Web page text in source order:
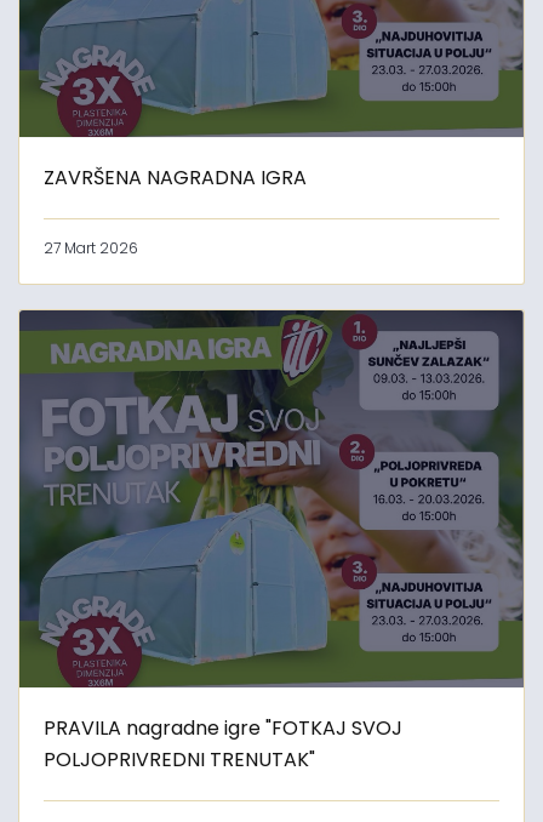
ZAVRŠENA NAGRADNA IGRA
27 Mart 2026
PRAVILA nagradne igre "FOTKAJ SVOJ
POLJOPRIVREDNI TRENUTAK"